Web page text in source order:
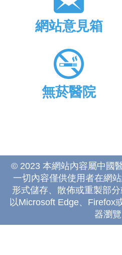
網站意見箱
無菸醫院
© 2023 本網站內容屬中國
一切內容僅供使用者在網
形式儲存、散佈或重製部
以Microsoft Edge、Firefox
器瀏覽